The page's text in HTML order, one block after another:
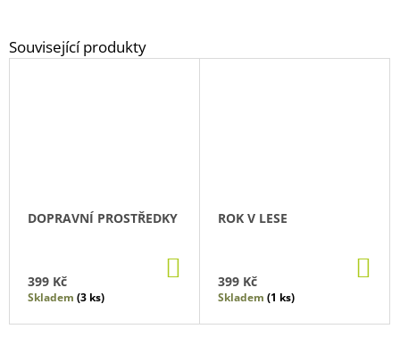
DOPRAVNÍ PROSTŘEDKY
399 Kč KOŠÍKU
Skladem (3 ks)
ROK V LESE
399 Kč
Skladem (1 ks)